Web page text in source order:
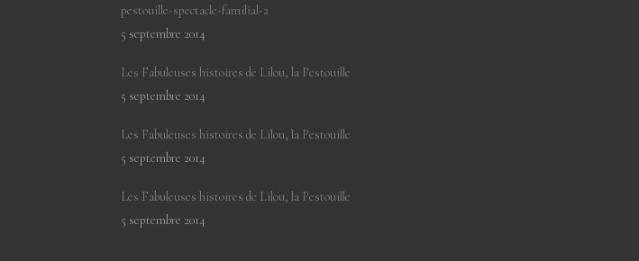
pestouille-spectacle-familial-2
5 septembre 2014
Les Fabuleuses histoires de Lilou, la Pestouille
5 septembre 2014
Les Fabuleuses histoires de Lilou, la Pestouille
5 septembre 2014
Les Fabuleuses histoires de Lilou, la Pestouille
5 septembre 2014